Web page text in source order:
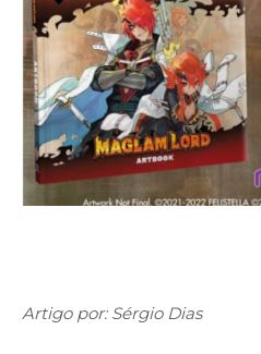
Artigo por: Sérgio Dias